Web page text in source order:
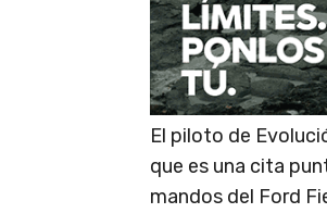
El piloto de
que es una cita
mandos del Ford